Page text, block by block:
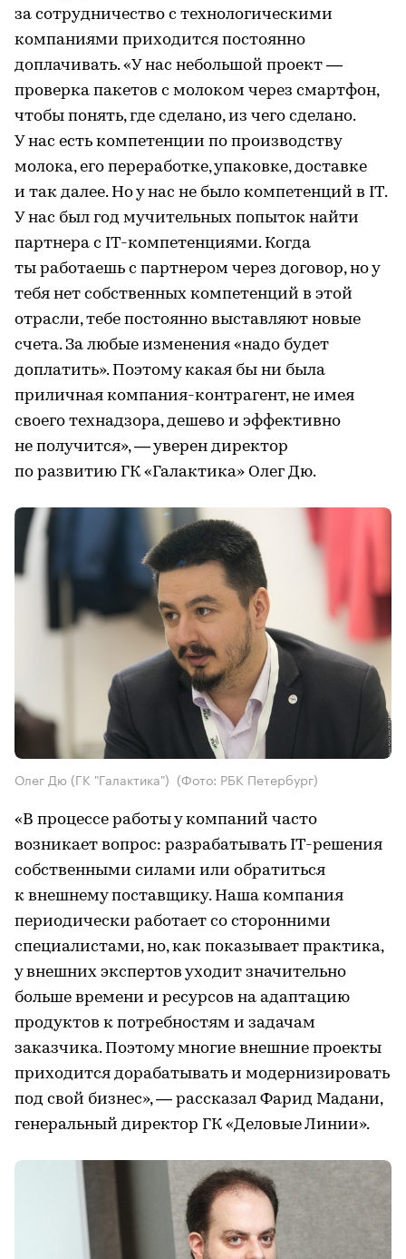
за сотрудничество с технологическими
компаниями приходится постоянно
доплачивать. «У нас небольшой проект —
проверка пакетов с молоком через смартфон,
чтобы понять, где сделано, из чего сделано.
У нас есть компетенции по производству
молока, его переработке, упаковке, доставке
и так далее. Но у нас не было компетенций в IT.
У нас был год мучительных попыток найти
партнера с IT-компетенциями. Когда
ты работаешь с партнером через договор, но у
тебя нет собственных компетенций в этой
отрасли, тебе постоянно выставляют новые
счета. За любые изменения «надо будет
доплатить». Поэтому какая бы ни была
приличная компания-контрагент, не имея
своего технадзора, дешево и эффективно
не получится», — уверен директор
по развитию ГК «Галактика» Олег Дю.
Олег Дю (ГК "Галактика") (Фото: РБК Петербург)
«В процессе работы у компаний часто
возникает вопрос: разрабатывать IT-решения
собственными силами или обратиться
к внешнему поставщику. Наша компания
периодически работает со сторонними
специалистами, но, как показывает практика,
у внешних экспертов уходит значительно
больше времени и ресурсов на адаптацию
продуктов к потребностям и задачам
заказчика. Поэтому многие внешние проекты
приходится дорабатывать и модернизировать
под свой бизнес», — рассказал Фарид Мадани,
генеральный директор ГК «Деловые Линии».